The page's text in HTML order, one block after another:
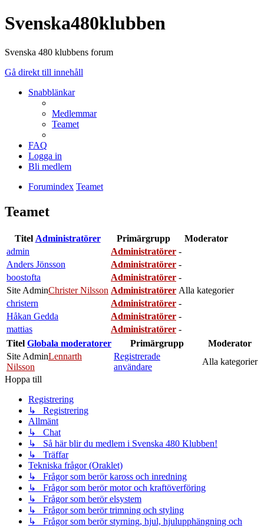
Svenska480klubben
Svenska 480 klubbens forum
Gå direkt till innehåll
Snabblänkar
Medlemmar
Teamet
FAQ
Logga in
Bli medlem
Forumindex Teamet
Teamet
Titel Administratörer Primärgrupp
Moderator
admin
Administratörer -
Anders Jönsson
Administratörer -
boostofta
Administratörer -
Site AdminChrister Nilsson Administratörer Alla kategorier
christern
Administratörer -
Håkan Gedda
Administratörer -
mattias
Administratörer -
Titel Globala moderatorer Primärgrupp
Moderator
Site AdminLennarth
Nilsson
Registrerade
användare
Alla kategorier
Hoppa till
Registrering
↳ Registrering
Allmänt
↳ Chat
↳ Så här blir du medlem i Svenska 480 Klubben!
↳ Träffar
Tekniska frågor (Oraklet)
↳ Frågor som berör kaross och inredning
↳ Frågor som berör motor och kraftöverföring
↳ Frågor som berör elsystem
↳ Frågor som berör trimning och styling
↳ Frågor som berör styrning, hjul, hjulupphängning och